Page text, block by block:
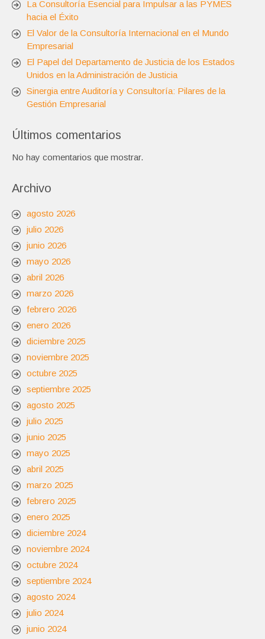
La Consultoría Esencial para Impulsar a las PYMES
hacia el Éxito
El Valor de la Consultoría Internacional en el Mundo
Empresarial
El Papel del Departamento de Justicia de los Estados
Unidos en la Administración de Justicia
Sinergia entre Auditoría y Consultoría: Pilares de la
Gestión Empresarial
Últimos comentarios
No hay comentarios que mostrar.
Archivo
agosto 2026
julio 2026
junio 2026
mayo 2026
abril 2026
marzo 2026
febrero 2026
enero 2026
diciembre 2025
noviembre 2025
octubre 2025
septiembre 2025
agosto 2025
julio 2025
junio 2025
mayo 2025
abril 2025
marzo 2025
febrero 2025
enero 2025
diciembre 2024
noviembre 2024
octubre 2024
septiembre 2024
agosto 2024
julio 2024
junio 2024